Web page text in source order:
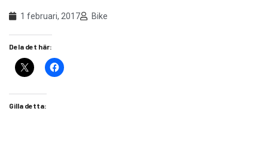
1 februari, 2017 Bike
Dela det här:
Gilla detta: